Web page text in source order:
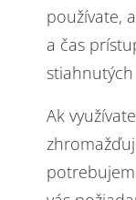
používate,
a čas
Ak